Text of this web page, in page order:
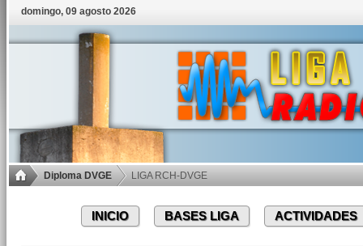
domingo, 09 agosto 2026
Diploma DVGE LIGA RCH-DVGE
INICIO BASES LIGA ACTIVIDADES